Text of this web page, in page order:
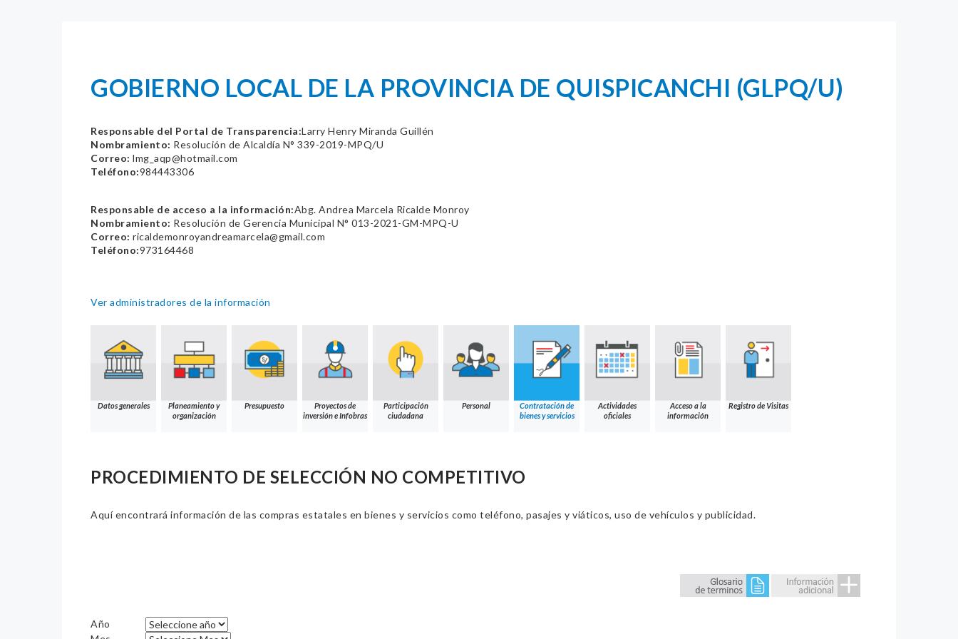
GOBIERNO LOCAL DE LA PROVINCIA DE QUISPICANCHI (GLPQ/U)
Responsable del Portal de Transparencia:Larry Henry Miranda Guillén
Nombramiento: Resolución de Alcaldía N° 339-2019-MPQ/U
Correo: lmg_aqp@hotmail.com
Teléfono:984443306
Responsable de acceso a la información:Abg. Andrea Marcela Ricalde Monroy
Nombramiento: Resolución de Gerencia Municipal N° 013-2021-GM-MPQ-U
Correo: ricaldemonroyandreamarcela@gmail.com
Teléfono:973164468
Ver administradores de la información
Datos generales
Planeamiento y
organización
Presupuesto
Proyectos de
inversión e Infobras
Participación
ciudadana
Personal
Contratación de
bienes y servicios
Actividades
oficiales
Acceso a la
información
Registro de Visitas
PROCEDIMIENTO DE SELECCIÓN NO COMPETITIVO
Aquí encontrará información de las compras estatales en bienes y servicios como teléfono, pasajes y viáticos, uso de vehículos y publicidad.
Año